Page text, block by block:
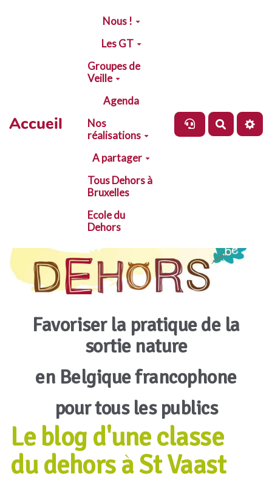
Aller au contenu principal
Accueil
Nous !
Les GT
Groupes de
Veille
Agenda
Nos
réalisations
A partager
Tous Dehors à
Bruxelles
Ecole du
Dehors
Favoriser la pratique de la
sortie nature
en Belgique francophone
pour tous les publics
Le blog d'une classe
du dehors à St Vaast